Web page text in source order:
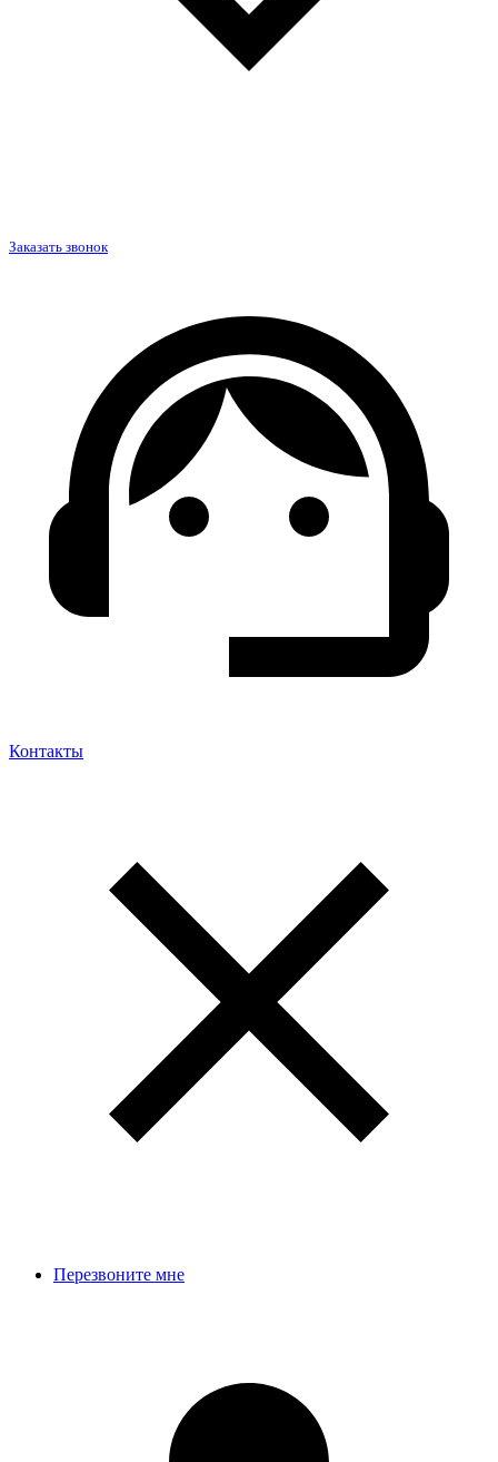
Заказать звонок
Контакты
Перезвоните мне